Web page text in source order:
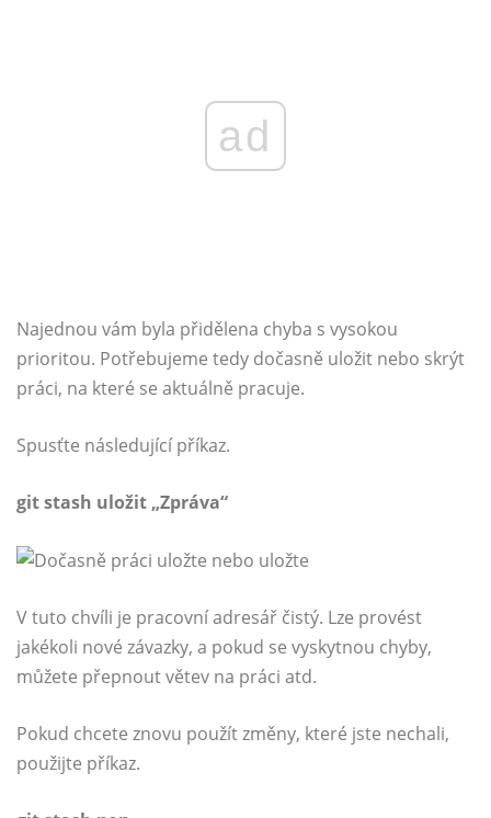
ad
Najednou vám byla přidělena chyba s vysokou
prioritou. Potřebujeme tedy dočasně uložit nebo skrýt
práci, na které se aktuálně pracuje.
Spusťte následující příkaz.
git stash uložit „Zpráva“
V tuto chvíli je pracovní adresář čistý. Lze provést
jakékoli nové závazky, a pokud se vyskytnou chyby,
můžete přepnout větev na práci atd.
Pokud chcete znovu použít změny, které jste nechali,
použijte příkaz.